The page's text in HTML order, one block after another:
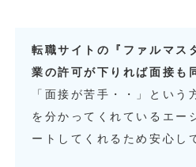
転職サイトの『ファルマス
業の許可が下りれば面接も
「面接が苦手・・」という
を分かってくれているエー
ートしてくれるため安心し